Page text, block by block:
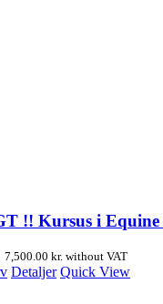
!! Kursus i Equine
7,500.00 kr. without VAT
Detaljer Quick View